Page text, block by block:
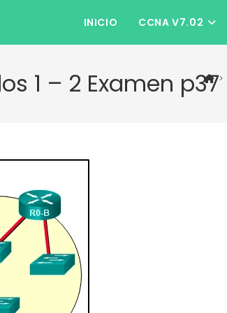
INICIO CCNA V7.02
1 – 2 Examen p37>